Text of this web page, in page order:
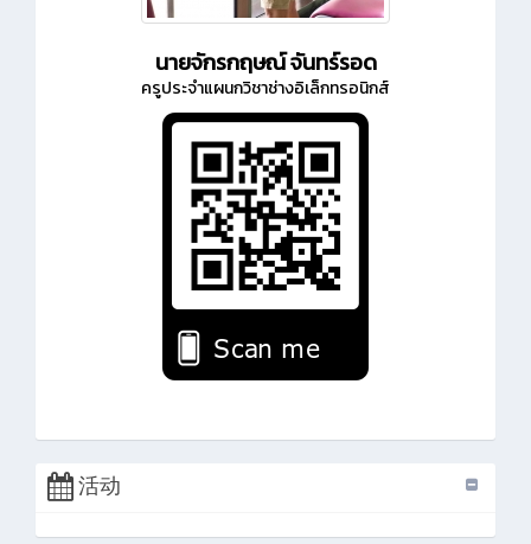
นายจักรกฤษณ์ จันทร์รอด
ครูประจำแผนกวิชาช่างอิเล็กทรอนิกส์
活动